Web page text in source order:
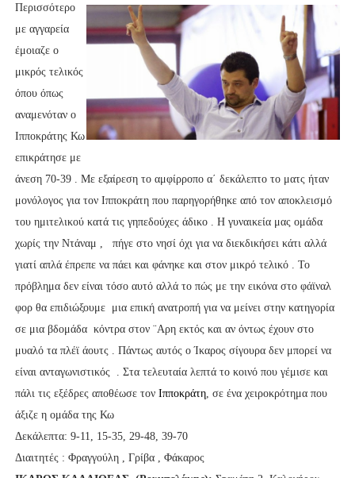
Περισσότερο
με αγγαρεία
έμοιαζε ο
μικρός τελικός
όπου όπως
αναμενόταν ο
Ιπποκράτης Κω
επικράτησε με
άνεση 70-39 . Με εξαίρεση το αμφίρροπο α΄ δεκάλεπτο το ματς ήταν
μονόλογος για τον Ιπποκράτη που παρηγορήθηκε από τον αποκλεισμό
του ημιτελικού κατά τις γηπεδούχες άδικο . Η γυναικεία μας ομάδα
χωρίς την Ντάναμ , πήγε στο νησί όχι για να διεκδικήσει κάτι αλλά
γιατί απλά έπρεπε να πάει και φάνηκε και στον μικρό τελικό . Το
πρόβλημα δεν είναι τόσο αυτό αλλά το πώς με την εικόνα στο φάϊναλ
φορ θα επιδιώξουμε μια επική ανατροπή για να μείνει στην κατηγορία
σε μια βδομάδα κόντρα στον ¨Αρη εκτός και αν όντως έχουν στο
μυαλό τα πλέϊ άουτς . Πάντως αυτός ο Ίκαρος σίγουρα δεν μπορεί να
είναι ανταγωνιστικός .
Στα τελευταία λεπτά το κοινό που γέμισε και
πάλι τις εξέδρες αποθέωσε τον Ιπποκράτη, σε ένα χειροκρότημα που
άξιζε η ομάδα της Κω
Δεκάλεπτα: 9-11, 15-35, 29-48, 39-70
Διαιτητές : Φραγγούλη , Γρίβα , Φάκαρος